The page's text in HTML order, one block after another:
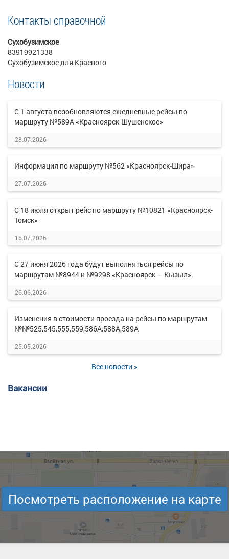
Контакты справочной
Сухобузимское
83919921338
Сухобузимское для Краевого
Новости
С 1 августа возобновляются ежедневные рейсы по
маршруту №589А «Красноярск-Шушенское»
28.07.2026
Информация по маршруту №562 «Красноярск-Шира»
27.07.2026
С 18 июля открыт рейс по маршруту №10821 «Красноярск-
Томск»
16.07.2026
С 27 июня 2026 года будут выполняться рейсы по
маршрутам №8944 и №9298 «Красноярск — Кызыл».
26.06.2026
Изменения в стоимости проезда на рейсы по маршрутам
№№525,545,555,559,586А,588А,589А
25.05.2026
Все новости »
Вакансии
Посмотреть расположение на карте